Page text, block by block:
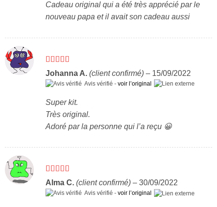
Cadeau original qui a été très apprécié par le
nouveau papa et il avait son cadeau aussi
Note5sur 5
Johanna A. (client confirmé) – 15/09/2022
Avis vérifié - voir l’original
Super kit.
Très original.
Adoré par la personne qui l’a reçu 😀
Note5 sur 5
Alma C. (client confirmé) – 30/09/2022
Avis vérifié - voir l’original